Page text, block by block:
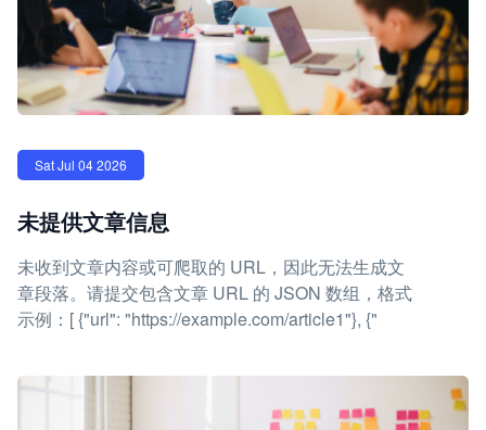
Sat Jul 04 2026
未提供文章信息
未收到文章内容或可爬取的 URL，因此无法生成文
章段落。请提交包含文章 URL 的 JSON 数组，格式
示例：[ {"url": "https://example.com/article1"}, {"